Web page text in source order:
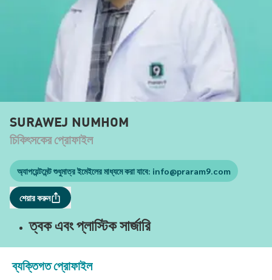
SURAWEJ NUMHOM
চিকিৎসকের প্রোফাইল
অ্যাপয়েন্টমেন্ট শুধুমাত্র ইমেইলের মাধ্যমে করা যাবে: info@praram9.com
শেয়ার করুন
ত্বক এবং প্লাস্টিক সার্জারি
ব্যক্তিগত প্রোফাইল